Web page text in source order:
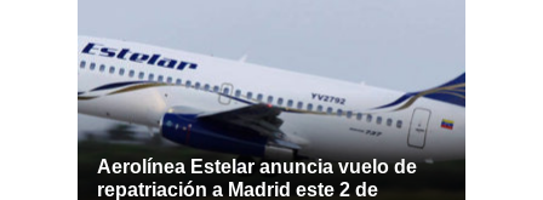
Aerolínea Estelar anuncia vuelo de
repatriación a Madrid este 2 de